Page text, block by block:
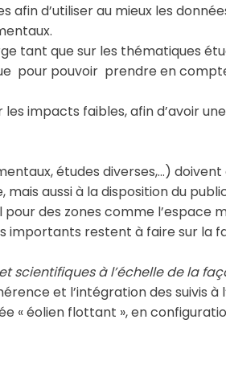
d’utiliser au mieux les
tant que sur les thématiques
pour pouvoir prendre en
impacts faibles, afin d’avoir
études diverses,…)
aussi à la disposition du
des zones comme l’espace
importants restent à faire sur la
scientifiques à l’échelle de la
et l’intégration des suivis à
« éolien flottant », en